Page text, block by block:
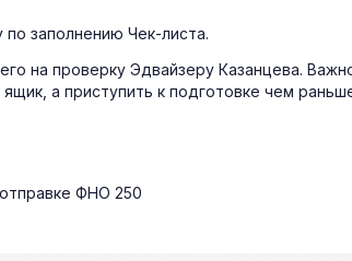
заполнению Чек-листа.
на проверку Эдвайзеру Казанцева.
а приступить к подготовке чем
ФНО 250